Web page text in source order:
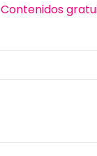
Contenidos